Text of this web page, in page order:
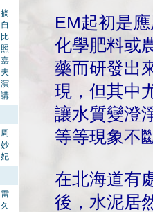
摘
自
比
照
嘉
夫
演
講
周
妙
妃
雷
久
EM起初是
化學肥料或
藥而研發出
現，但其中
讓水質變澄
等等現象不
在北海道有
後，水泥居